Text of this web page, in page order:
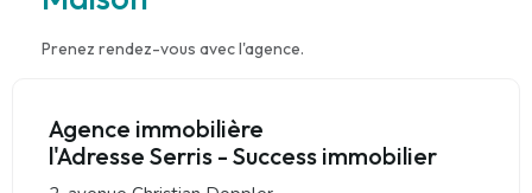
Prenez rendez-vous avec l'agence.
Agence immobilière
l'Adresse Serris - Success immobilier